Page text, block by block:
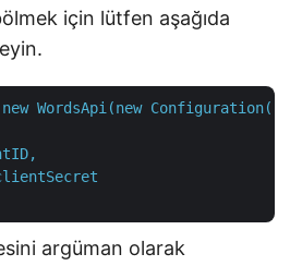
için lütfen aşağıda
WordsApi(new Configuration()
argüman olarak